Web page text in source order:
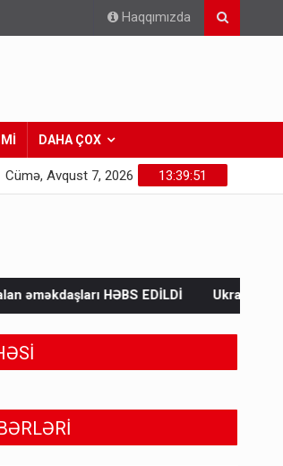
Haqqımızda
DAHA ÇOX
13:39:52
Cümə, Avqust 7, 2026
Ukraynada döyüşən xarici